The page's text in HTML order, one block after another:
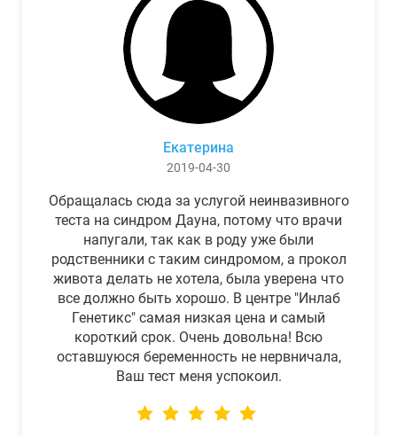
Екатерина
2019-04-30
Обращалась сюда за услугой неинвазивного
теста на синдром Дауна, потому что врачи
напугали, так как в роду уже были
родственники с таким синдромом, а прокол
живота делать не хотела, была уверена что
все должно быть хорошо. В центре "Инлаб
Генетикс" самая низкая цена и самый
короткий срок. Очень довольна! Всю
оставшуюся беременность не нервничала,
Ваш тест меня успокоил.